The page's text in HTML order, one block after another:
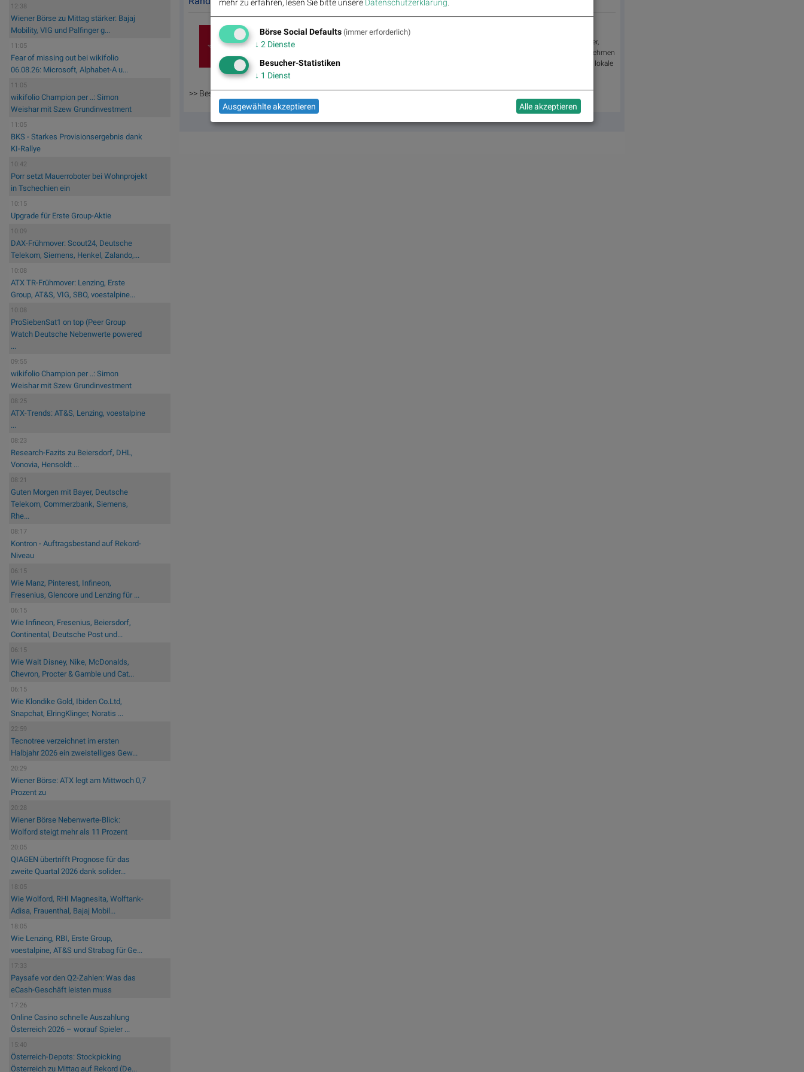
12:38
Wiener Börse zu Mittag stärker: Bajaj
Mobility, VIG und Palfinger g...
11:05
Fear of missing out bei wikifolio
06.08.26: Microsoft, Alphabet-A u...
11:05
wikifolio Champion per ..: Simon
Weishar mit Szew Grundinvestment
11:05
BKS - Starkes Provisionsergebnis dank
KI-Rallye
10:42
Porr setzt Mauerroboter bei Wohnprojekt
in Tschechien ein
10:15
Upgrade für Erste Group-Aktie
10:09
DAX-Frühmover: Scout24, Deutsche
Telekom, Siemens, Henkel, Zalando,...
10:08
ATX TR-Frühmover: Lenzing, Erste
Group, AT&S, VIG, SBO, voestalpine...
10:08
ProSiebenSat1 on top (Peer Group
Watch Deutsche Nebenwerte powered
...
09:55
wikifolio Champion per ..: Simon
Weishar mit Szew Grundinvestment
08:25
ATX-Trends: AT&S, Lenzing, voestalpine
...
08:23
Research-Fazits zu Beiersdorf, DHL,
Vonovia, Hensoldt ...
08:21
Guten Morgen mit Bayer, Deutsche
Telekom, Commerzbank, Siemens,
Rhe...
08:17
Kontron - Auftragsbestand auf Rekord-
Niveau
06:15
Wie Manz, Pinterest, Infineon,
Fresenius, Glencore und Lenzing für ...
06:15
Wie Infineon, Fresenius, Beiersdorf,
Continental, Deutsche Post und...
06:15
Wie Walt Disney, Nike, McDonalds,
Chevron, Procter & Gamble und Cat...
06:15
Wie Klondike Gold, Ibiden Co.Ltd,
Snapchat, ElringKlinger, Noratis ...
22:59
Tecnotree verzeichnet im ersten
Halbjahr 2026 ein zweistelliges Gew...
20:29
Wiener Börse: ATX legt am Mittwoch 0,7
Prozent zu
20:28
Wiener Börse Nebenwerte-Blick:
Wolford steigt mehr als 11 Prozent
20:05
QIAGEN übertrifft Prognose für das
zweite Quartal 2026 dank solider...
18:05
Wie Wolford, RHI Magnesita, Wolftank-
Adisa, Frauenthal, Bajaj Mobil...
18:05
Wie Lenzing, RBI, Erste Group,
voestalpine, AT&S und Strabag für Ge...
17:33
Paysafe vor den Q2-Zahlen: Was das
eCash-Geschäft leisten muss
17:26
Online Casino schnelle Auszahlung
Österreich 2026 – worauf Spieler ...
15:40
Österreich-Depots: Stockpicking
Österreich zu Mittag auf Rekord (De...
Agrana
Die Agrana Beteiligungs-AG ist ein Nahrungsmittel-Konzern mit Sitz in Wien. Agrana erzeugt Zucker,
Stärke, sogenannte Fruchtzubereitungen und Fruchtsaftkonzentrate sowie Bioethanol. Das Unternehmen
veredelt landwirtschaftliche Rohstoffe zu vielseitigen industriellen Produkten und beliefert sowohl lokale
Produzenten als auch internationale Konzerne, speziell die Nahrungsmittelindustrie.
>> Besuchen Sie 55 weitere Partner aufboerse-social.com/partner
mehr zu erfahren, lesen Sie bitte unsere Datenschutzerklärung.
Börse Social Defaults (immer erforderlich)
↓ 2 Dienste
Besucher-Statistiken
↓ 1 Dienst
Ausgewählte akzeptieren Alle akzeptieren